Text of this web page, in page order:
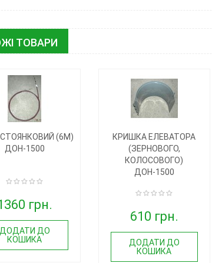
ТОВАРИ
(6М)
ДОН-1500
грн.
ДОДАТИ ДО
КОШИКА
КРИШКА ЕЛЕВАТОРА
(ЗЕРНОВОГО,
КОЛОСОВОГО)
ДОН-1500
610 грн.
ДОДАТИ ДО
КОШИКА